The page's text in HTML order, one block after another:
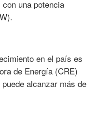
una potencia
en el país es
de Energía (CRE)
alcanzar más de